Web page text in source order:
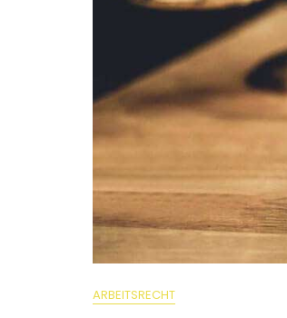
ARBEITSRECHT